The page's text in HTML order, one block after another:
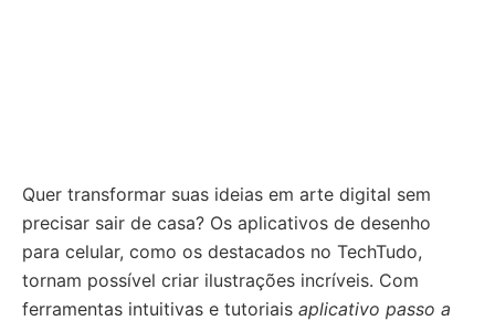
Quer transformar suas ideias em arte digital sem
precisar sair de casa? Os aplicativos de desenho
para celular, como os destacados no TechTudo,
tornam possível criar ilustrações incríveis. Com
ferramentas intuitivas e tutoriais aplicativo passo a